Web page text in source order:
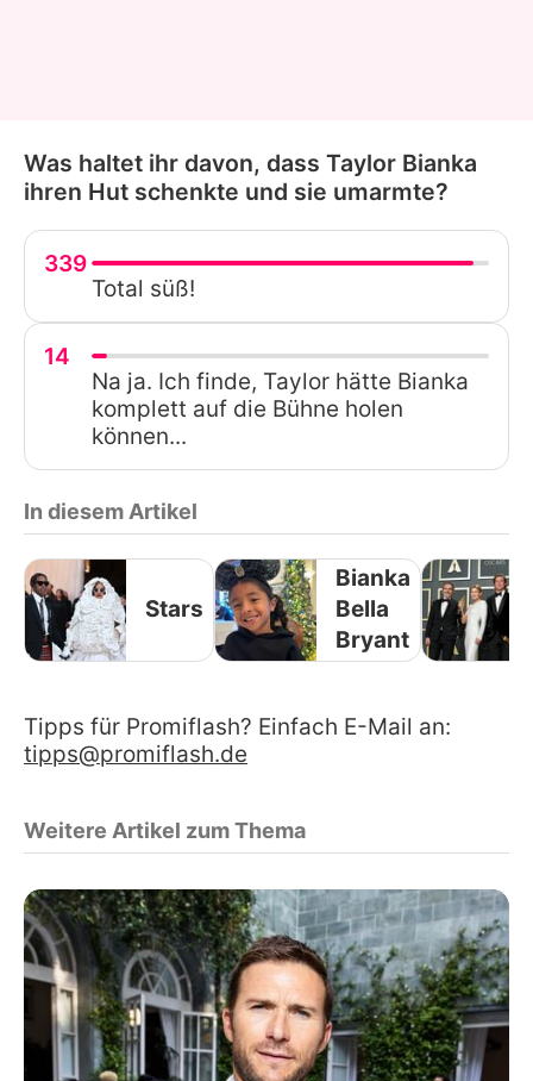
Was haltet ihr davon, dass Taylor Bianka
ihren Hut schenkte und sie umarmte?
339
Total süß!
14
Na ja. Ich finde, Taylor hätte Bianka
komplett auf die Bühne holen
können...
In diesem Artikel
Stars
Bianka
Bella
Bryant
Tipps für Promiflash? Einfach E-Mail an:
tipps@promiflash.de
Weitere Artikel zum Thema